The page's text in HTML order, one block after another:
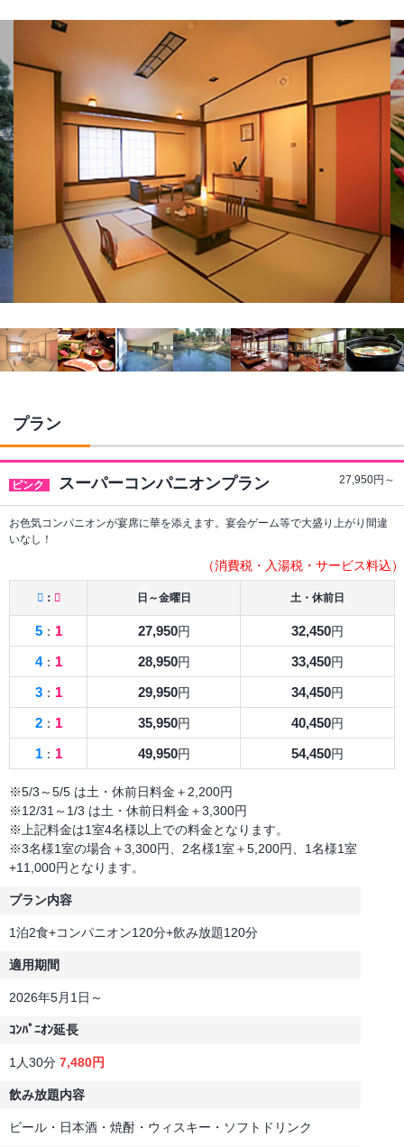
プラン
ピンク スーパーコンパニオンプラン 27,950円～
お色気コンパニオンが宴席に華を添えます。宴会ゲーム等で大盛り上がり間違
いなし！
（消費税・入湯税・サービス料込）
： 日～金曜日 土・休前日
5： 1 27,950円 32,450円
4： 1 28,950円 33,450円
3： 1 29,950円 34,450円
2： 1 35,950円 40,450円
1： 1 49,950円 54,450円
※5/3～5/5 は土・休前日料金＋2,200円
※12/31～1/3 は土・休前日料金＋3,300円
※上記料金は1室4名様以上での料金となります。
※3名様1室の場合＋3,300円、2名様1室＋5,200円、1名様1室
+11,000円となります。
プラン内容
1泊2食+コンパニオン120分+飲み放題120分
適用期間
2026年5月1日～
ｺﾝﾊﾟﾆｵﾝ延長
1人30分 7,480円
飲み放題内容
ビール・日本酒・焼酎・ウィスキー・ソフトドリンク